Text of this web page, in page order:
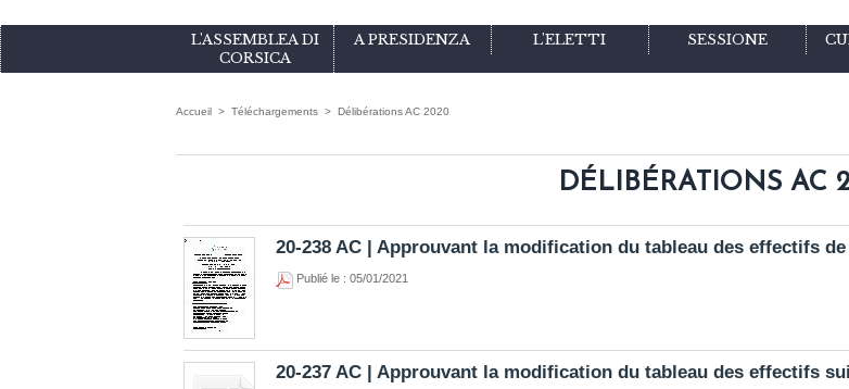
L'ASSEMBLEA DI
CORSICA
A PRESIDENZA L'ELETTI SESSIONE
Accueil > Téléchargements > Délibérations AC 2020
DÉLIBÉRATIONS AC
20-238 AC | Approuvant la modification du tableau des effectifs
Publié le : 05/01/2021
20-237 AC | Approuvant la modification du tableau des effectifs